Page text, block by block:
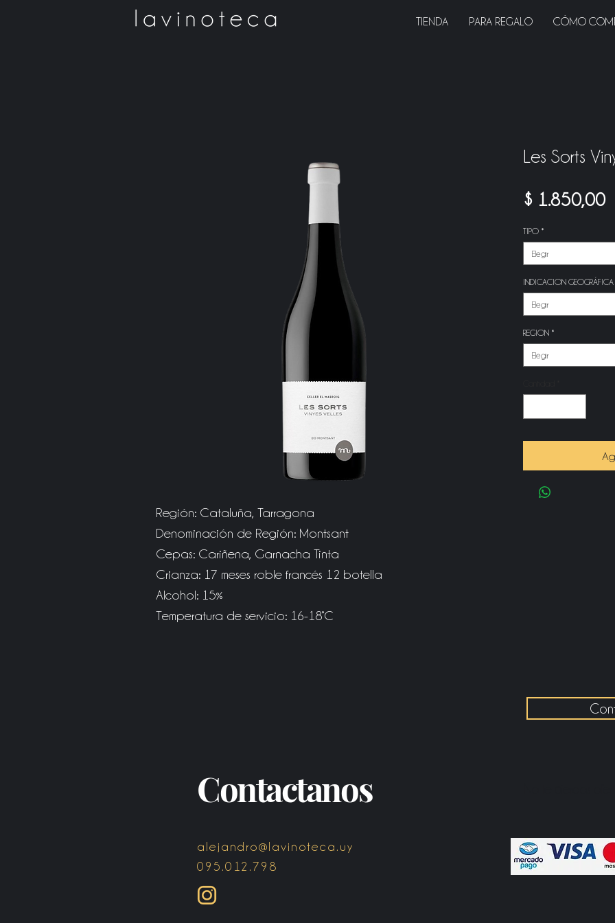
TIENDA PARA REGALO CÓMO
Región: Cataluña, Tarragona
Denominación de Región: Montsant
Cepas: Cariñena, Garnacha Tinta
Crianza: 17 meses roble francés 12 botella
Alcohol: 15%
Temperatura de servicio: 16-18°C
Les Sorts
$ 1.850,00
TIPO *
Elegir
INDICACION GEOGRÁFICA
Elegir
REGION *
Elegir
alejandro@lavinoteca.uy
095.012.798
Contactanos